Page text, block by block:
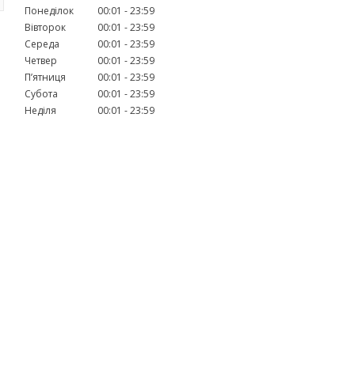
Понеділок 00:01
23:59
Вівторок
00:01
23:59
Середа
00:01
23:59
Четвер
00:01
23:59
Пʼятниця
00:01
23:59
Субота
00:01
23:59
Неділя
00:01 23:59